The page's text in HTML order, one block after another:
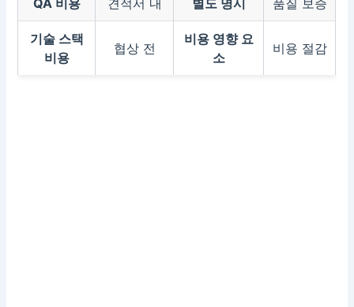
QA 비용 견적서 내 별도 명시 품질 보증
기술 스택
비용
협상 전
비용 영향 요
소
비용 절감